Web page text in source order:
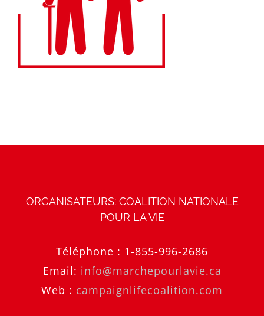
ORGANISATEURS: COALITION NATIONALE
POUR LA VIE
Téléphone : 1-855-996-2686
Email: info@marchepourlavie.ca
Web : campaignlifecoalition.com